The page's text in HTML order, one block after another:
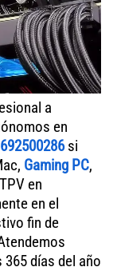
a
en
692500286si
Gaming PC,
en
en el
fin de
días del año